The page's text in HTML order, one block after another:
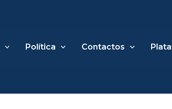
Política Contactos